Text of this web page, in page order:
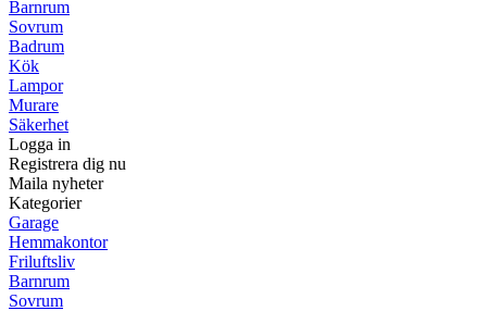
Barnrum
Sovrum
Badrum
Kök
Lampor
Murare
Säkerhet
Logga in
Registrera dig nu
Maila nyheter
Kategorier
Garage
Hemmakontor
Friluftsliv
Barnrum
Sovrum